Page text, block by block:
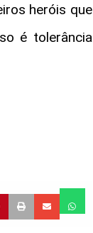
heróis que
é tolerância